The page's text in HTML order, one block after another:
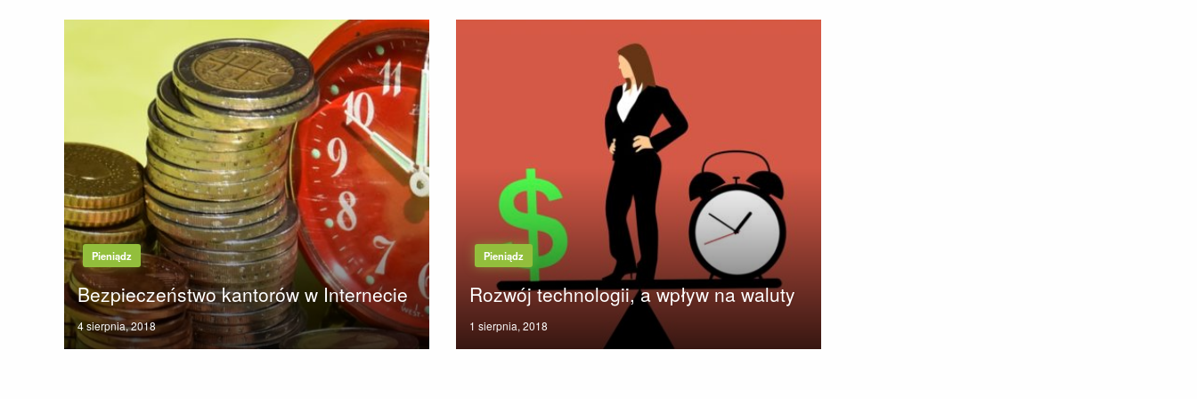
Pieniądz
Bezpieczeństwo kantorów w Internecie
Posted
on
4 sierpnia, 2018
Pieniądz
Rozwój technologii, a wpływ na waluty
Posted
on
1 sierpnia, 2018